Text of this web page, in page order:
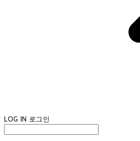
LOG IN 로그인